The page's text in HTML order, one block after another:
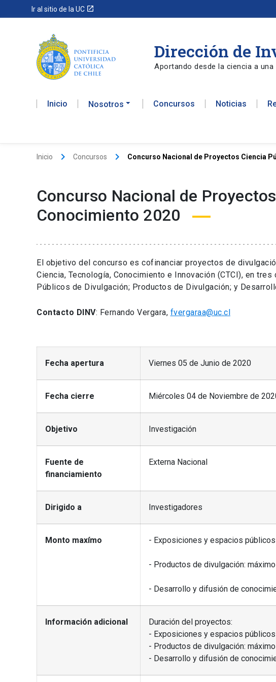
Ir al sitio de la UC launch
Dirección de
Aportando desde la ciencia a
Inicio Nosotros Concursos Noticias
Inicio keyboard_arrow_right Concursos keyboard_arrow_right Concurso Nacional de Proyectos Ciencia
Concurso Nacional de
Conocimiento 2020
El objetivo del concurso es cofinanciar proyectos de
Ciencia, Tecnología, Conocimiento e Innovación (CTCI), en
Públicos de Divulgación; Productos de Divulgación; y
Contacto DINV: Fernando Vergara, fvergaraa@uc.cl
Fecha apertura Viernes 05 de Junio de 2020
Fecha cierre Miércoles 04 de Noviembre de
Objetivo Investigación
Fuente de
financiamiento
Externa Nacional
Dirigido a Investigadores
Monto maxímo - Exposiciones y espacios
- Productos de divulgación:
- Desarrollo y difusión de
Información adicional
Duración del proyectos:
- Exposiciones y espacios
- Productos de divulgación:
- Desarrollo y difusión de